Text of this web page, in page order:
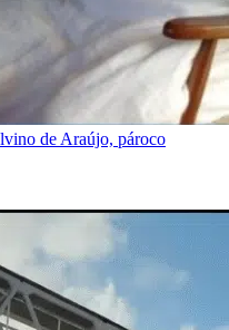
de Araújo, pároco